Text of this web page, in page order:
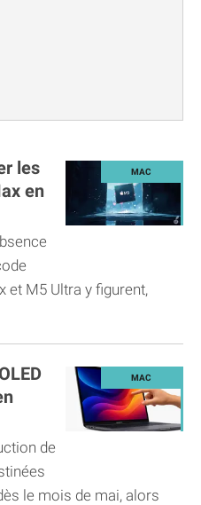
les
en
et M5 Ultra y figurent,
de
le mois de mai, alors